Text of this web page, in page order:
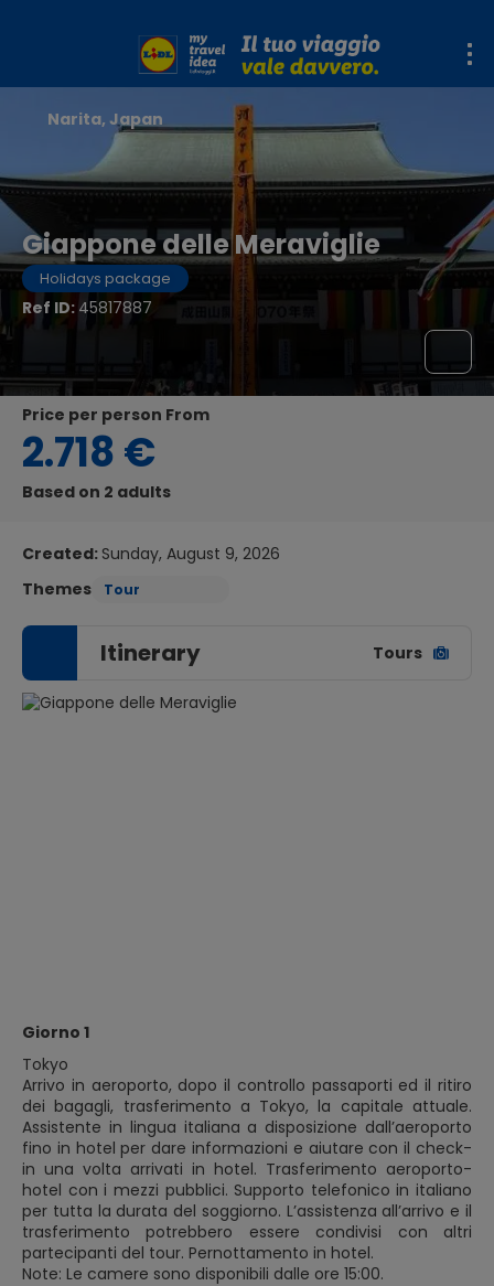
Giappone delle Meraviglie
Holidays package
Ref ID: 45817887
Narita, Japan
price per person From
2.718 €
Based on 2 adults
Created: Sunday, August 9, 2026
Themes
Tour
Itinerary Tours
Giorno 1
Tokyo
Arrivo in aeroporto, dopo il controllo passaporti ed il ritiro
dei bagagli, trasferimento a Tokyo, la capitale attuale.
Assistente in lingua italiana a disposizione dall’aeroporto
fino in hotel per dare informazioni e aiutare con il check-
in una volta arrivati in hotel. Trasferimento aeroporto-
hotel con i mezzi pubblici. Supporto telefonico in italiano
per tutta la durata del soggiorno. L’assistenza all’arrivo e il
trasferimento potrebbero essere condivisi con altri
partecipanti del tour. Pernottamento in hotel.
Note: Le camere sono disponibili dalle ore 15:00.